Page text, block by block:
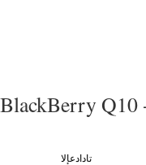
BlackBerry Q10
تادادعإلا